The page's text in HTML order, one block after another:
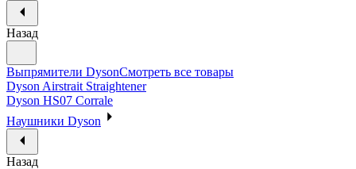
Назад
Выпрямители DysonСмотреть все товары
Dyson Airstrait Straightener
Dyson HS07 Corrale
Наушники Dyson
Назад